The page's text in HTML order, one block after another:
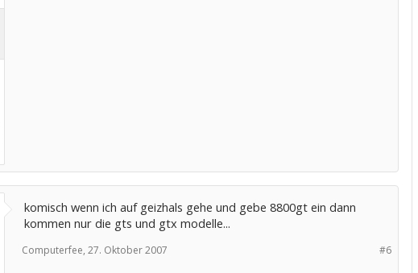
komisch wenn ich auf geizhals gehe und gebe 8800gt ein dann
kommen nur die gts und gtx modelle...
#6
Computerfee, 27. Oktober 2007